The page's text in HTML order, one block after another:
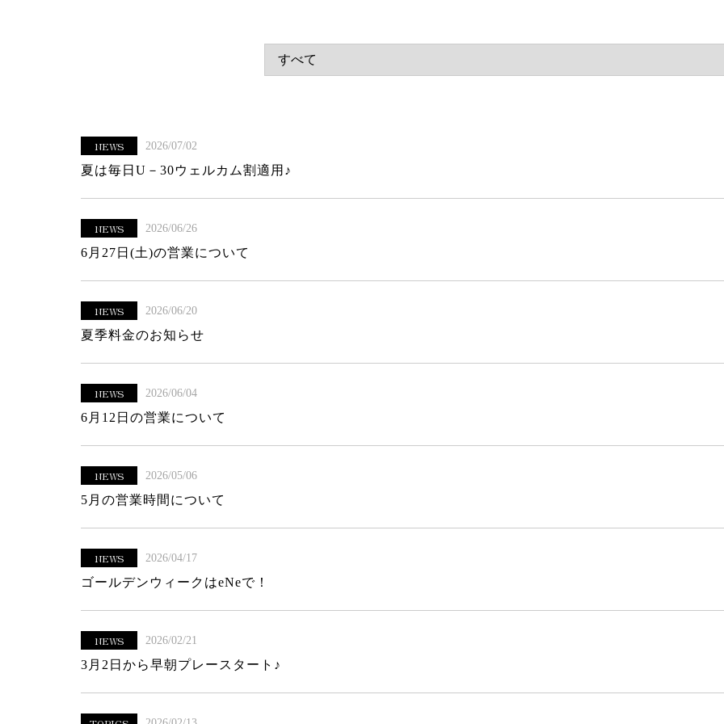
NEWS 2026/07/02
夏は毎日U－30ウェルカム割適用♪
NEWS 2026/06/26
6月27日(土)の営業について
NEWS 2026/06/20
夏季料金のお知らせ
NEWS 2026/06/04
6月12日の営業について
NEWS 2026/05/06
5月の営業時間について
NEWS 2026/04/17
ゴールデンウィークはeNeで！
NEWS 2026/02/21
3月2日から早朝プレースタート♪